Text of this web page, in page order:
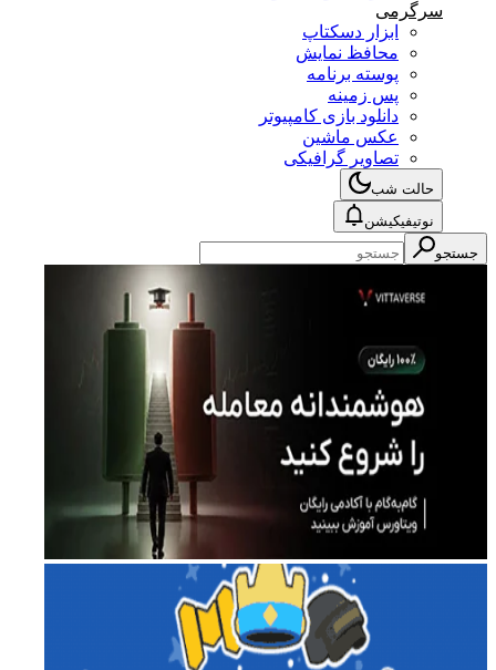
سرگرمی
ابزار دسکتاپ
محافظ نمایش
پوسته برنامه
پس زمینه
دانلود بازی کامپیوتر
عکس ماشین
تصاویر گرافیکی
حالت شب
نوتیفیکیشن
جستجو